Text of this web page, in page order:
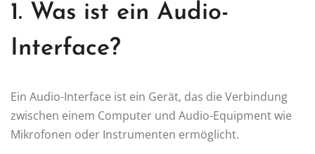
1. Was ist ein Audio-
Interface?
Ein Audio-Interface ist ein Gerät, das die Verbindung
zwischen einem Computer und Audio-Equipment wie
Mikrofonen oder Instrumenten ermöglicht.